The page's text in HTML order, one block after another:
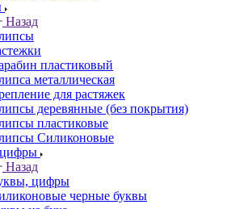
Назад
пластиковый
металлическая
для растяжек
деревянные (без покрытия)
пластиковые
Силиконовые
Назад
цифры
черные буквы